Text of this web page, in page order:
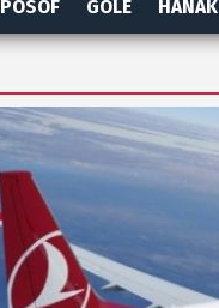
POSOF GÖLE HANAK